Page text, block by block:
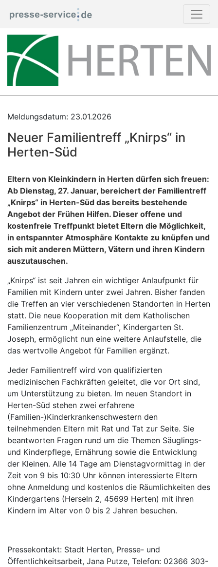
Meldungsdatum: 23.01.2026
Neuer Familientreff „Knirps“ in
Herten-Süd
Eltern von Kleinkindern in Herten dürfen sich freuen:
Ab Dienstag, 27. Januar, bereichert der Familientreff
„Knirps“ in Herten-Süd das bereits bestehende
Angebot der Frühen Hilfen. Dieser offene und
kostenfreie Treffpunkt bietet Eltern die Möglichkeit,
in entspannter Atmosphäre Kontakte zu knüpfen und
sich mit anderen Müttern, Vätern und ihren Kindern
auszutauschen.
„Knirps“ ist seit Jahren ein wichtiger Anlaufpunkt für
Familien mit Kindern unter zwei Jahren. Bisher fanden
die Treffen an vier verschiedenen Standorten in Herten
statt. Die neue Kooperation mit dem Katholischen
Familienzentrum „Miteinander“, Kindergarten St.
Joseph, ermöglicht nun eine weitere Anlaufstelle, die
das wertvolle Angebot für Familien ergänzt.
Jeder Familientreff wird von qualifizierten
medizinischen Fachkräften geleitet, die vor Ort sind,
um Unterstützung zu bieten. Im neuen Standort in
Herten-Süd stehen zwei erfahrene
(Familien-)Kinderkrankenschwestern den
teilnehmenden Eltern mit Rat und Tat zur Seite. Sie
beantworten Fragen rund um die Themen Säuglings-
und Kinderpflege, Ernährung sowie die Entwicklung
der Kleinen. Alle 14 Tage am Dienstagvormittag in der
Zeit von 9 bis 10:30 Uhr können interessierte Eltern
ohne Anmeldung und kostenlos die Räumlichkeiten des
Kindergartens (Herseln 2, 45699 Herten) mit ihren
Kindern im Alter von 0 bis 2 Jahren besuchen.
Pressekontakt: Stadt Herten, Presse- und
Öffentlichkeitsarbeit, Jana Putze, Telefon: 02366 303-